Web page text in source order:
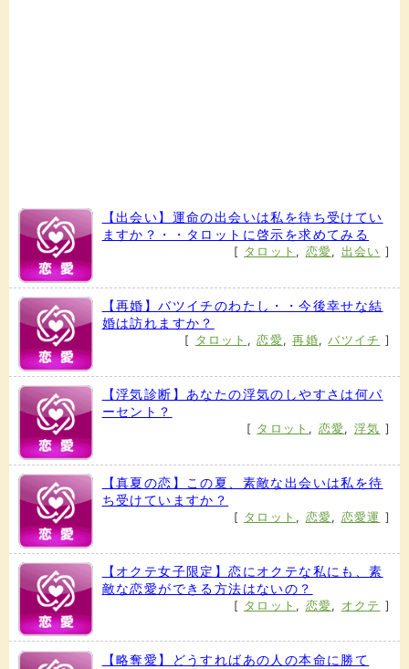
【出会い】運命の出会いは私を待ち受けてい
ますか？・・タロットに啓示を求めてみる
[ タロット , 恋愛, 出会い ]
【再婚】バツイチのわたし・・今後幸せな結
婚は訪れますか？
[ タロット ,恋愛,再婚,バツイチ ]
【浮気診断】あなたの浮気のしやすさは何パ
ーセント？
[ タロット , 恋愛, 浮気 ]
【真夏の恋】この夏、素敵な出会いは私を待
ち受けていますか？
[ タロット , 恋愛, 恋愛運 ]
【オクテ女子限定】恋にオクテな私にも、素
敵な恋愛ができる方法はないの？
[ タロット , 恋愛, オクテ ]
【略奪愛】どうすればあの人の本命に勝て